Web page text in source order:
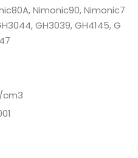
Nimonic90, Nimonic7
GH3039, GH4145, G
cm3